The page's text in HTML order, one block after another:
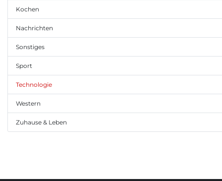
Kochen
Nachrichten
Sonstiges
Sport
Technologie
Western
Zuhause & Leben